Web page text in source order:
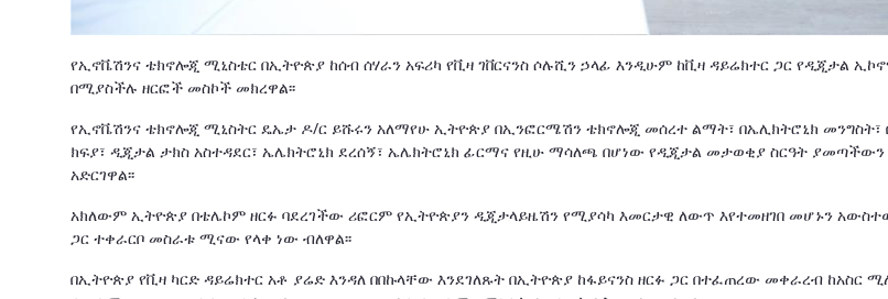
የኢኖቬሽንና ቴክኖሎጂ ሚኒስቴር በኢትዮጵያ ከሰብ ሰሃራን አፍሪካ የቪዛ ገቨርናንስ ሶሉሺን ኃላፊ እንዲሁም ከቪዛ ዳይሬክተር ጋር የዲጂታል
በሚያስችሉ ዘርፎች መስኮች መክረዋል፡፡
የኢኖቬሽንና ቴክኖሎጂ ሚኒስትር ዴኤታ ዶ/ር ይሹሩን አለማየሁ ኢትዮጵያ በኢንፎርሜሽን ቴክኖሎጂ መሰረተ ልማት፣ በኤሊክትሮኒክ መንግስት፣
ክፍያ፣ ዲጂታል ታክስ አስተዳደር፣ ኤሌክትሮኒክ ደረሰኝ፣ ኤሌክትሮኒክ ፊርማና የዚሁ ማሳለጫ በሆነው የዲጂታል መታወቂያ ስርዓት ያመጣችውን
አድርገዋል፡፡
አክለውም ኢትዮጵያ በቴሌኮም ዘርፉ ባደረገችው ሪፎርም የኢትዮጵያን ዲጂታላይዜሽን የሚያሳካ እመርታዊ ለውጥ እየተመዘገበ መሆኑን
ጋር ተቀራርቦ መስራቱ ሚናው የላቀ ነው ብለዋል፡፡
በኢትዮጵያ የቪዛ ካርድ ዳይሬክተር አቶ ያሬድ እንዳለ በበኩላቸው እንደገለጹት በኢትዮጵያ ከፋይናንስ ዘርፉ ጋር በተፈጠረው መቀራረብ ከአስር